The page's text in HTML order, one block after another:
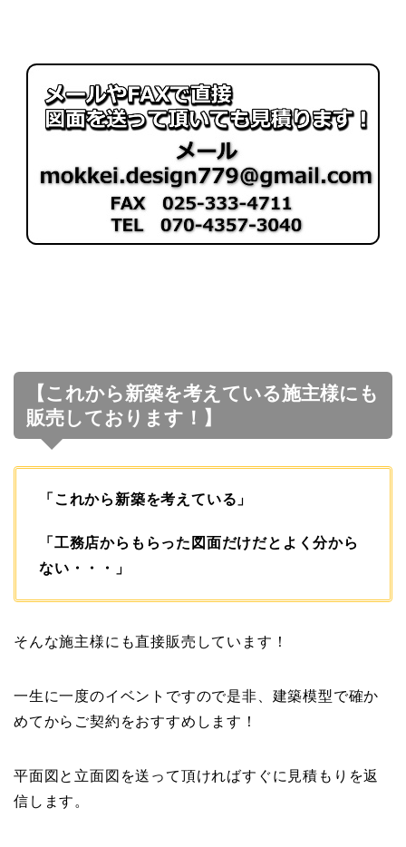
【これから新築を考えている施主様にも
販売しております！】
「これから新築を考えている」
「工務店からもらった図面だけだとよく分から
ない・・・」
そんな施主様にも直接販売しています！
一生に一度のイベントですので是非、建築模型で確か
めてからご契約をおすすめします！
平面図と立面図を送って頂ければすぐに見積もりを返
信します。